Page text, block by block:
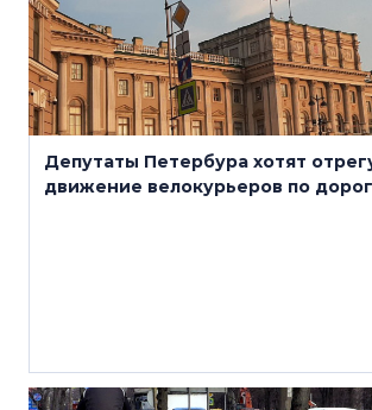
Депутаты Петербура хотят
движение велокурьеров по